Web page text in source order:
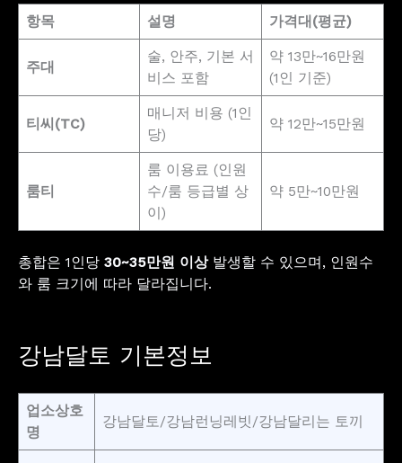
항목 설명 가격대(평균)
주대
술, 안주, 기본 서
비스 포함
약 13만~16만원
(1인 기준)
티씨(TC)
매니저 비용 (1인
당)
약 12만~15만원
룸티
룸 이용료 (인원
수/룸 등급별 상
이)
약 5만~10만원
총합은 1인당 30~35만원 이상발생할 수 있으며, 인원수
와 룸 크기에 따라 달라집니다.
강남달토 기본정보
업소상호
명
강남달토/강남런닝레빗/강남달리는 토끼